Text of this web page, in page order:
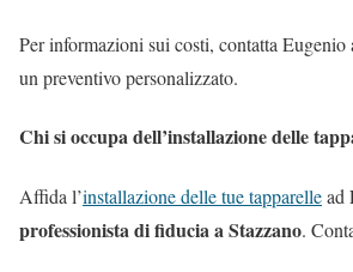
Per informazioni sui costi, contatta Eugenio
un preventivo personalizzato.
Chi si occupa dell’installazione delle
Affida l’installazione delle tue tapparellead
professionista di fiducia a Stazzano.